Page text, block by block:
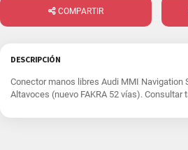
COMPARTIR
DESCRIPCIÓN
Conector manos libres Audi MMI Navigation
Altavoces (nuevo FAKRA 52 vías). Consultar